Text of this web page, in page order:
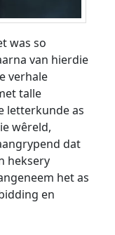
was so
van hierdie
verhale
talle
letterkunde as
wêreld,
dat
heksery
het as
en